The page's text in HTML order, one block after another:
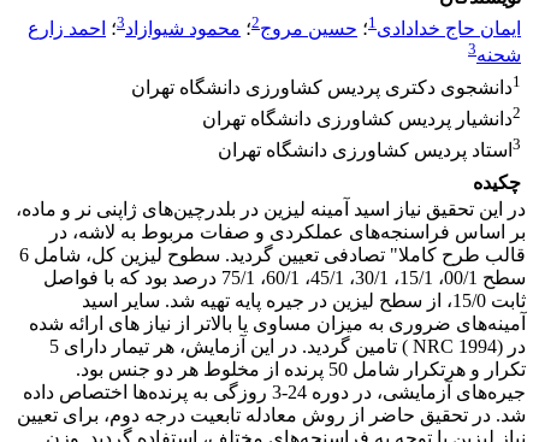
ایمان حاج خدادادی1؛ حسین مروج2؛ محمود شیوازاد3؛ احمد زارع
شحنه3
1دانشجوی دکتری پردیس کشاورزی دانشگاه تهران
2دانشیار پردیس کشاورزی دانشگاه تهران
3 استاد پردیس کشاورزی دانشگاه تهران
چکیده
در این تحقیق نیاز اسید آمینه لیزین در بلدرچین‌های ژاپنی نر و ماده،
بر اساس فراسنجه‌های عملکردی و صفات مربوط به لاشه، در
قالب طرح کاملا" تصادفی تعیین گردید. سطوح لیزین کل، شامل 6
سطح 00/1، 15/1، 30/1، 45/1، 60/1، 75/1 درصد بود که با فواصل
ثابت 15/0، از سطح لیزین در جیره پایه تهیه شد. سایر اسید
آمینه‌های ضروری به میزان مساوی یا بالاتر از نیاز های ارائه شده
در (1994 NRC ) تامین گردید. در این آزمایش، هر تیمار دارای 5
تکرار و هرتکرار شامل 50 پرنده از مخلوط هر دو جنس بود.
جیره‌های آزمایشی، در دوره 24-3 روزگی به پرنده‌ها اختصاص داده
شد. در تحقیق حاضر از روش معادله تابعیت درجه دوم، برای تعیین
نیاز لیزین با توجه به فراسنجه‌های مختلف، استفاده گردید. وزن